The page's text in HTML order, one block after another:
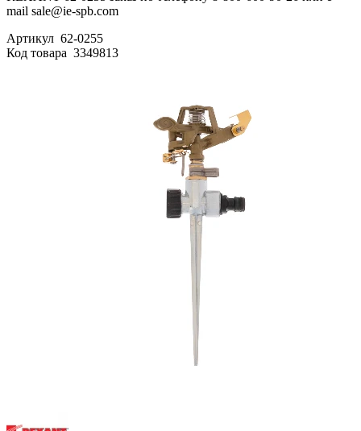
mail sale@ie-spb.com
Артикул 62-0255
Код товара 3349813